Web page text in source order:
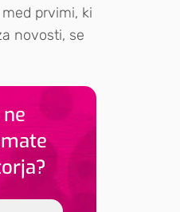
prvimi, ki
novosti, se
ne